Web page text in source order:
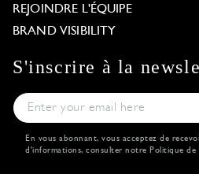
REJOINDRE L'ÉQUIPE
BRAND VISIBILITY
S'inscrire à la
En vous abonnant, vous acceptez de
d'informations, consulter notre Politique